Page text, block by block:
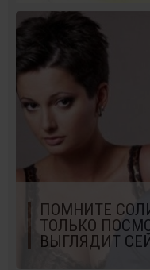
ПОМНИТЕ
ТОЛЬКО
ВЫГЛЯДИТ